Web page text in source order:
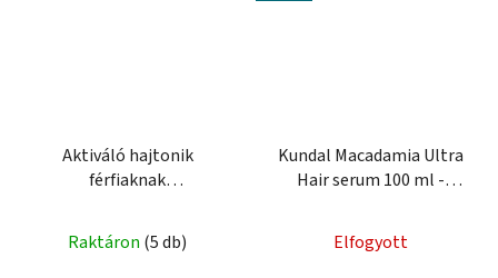
Aktiváló hajtonik
férfiaknak
Raktáron (5 db)
Kundal Macadamia Ultra
Hair serum 100 ml -
Elfogyott